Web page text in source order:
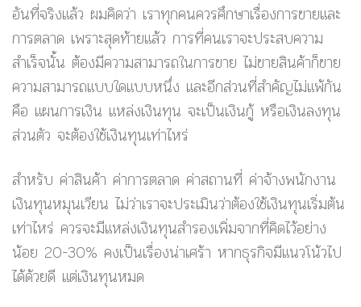
อันที่จริงแล้ว ผมคิดว่า เราทุกคนควรศึกษาเรื่องการขายและ
การตลาด เพราะสุดท้ายแล้ว การที่คนเราจะประสบความ
สำเร็จนั้น ต้องมีความสามารถในการขาย ไม่ขายสินค้าก็ขาย
ความสามารถแบบใดแบบหนึ่ง และอีกส่วนที่สำคัญไม่แพ้กัน
คือ แผนการเงิน แหล่งเงินทุน จะเป็นเงินกู้ หรือเงินลงทุน
ส่วนตัว จะต้องใช้เงินทุนเท่าไหร่
สำหรับ ค่าสินค้า ค่าการตลาด ค่าสถานที่ ค่าจ้างพนักงาน
เงินทุนหมุนเวียน ไม่ว่าเราจะประเมินว่าต้องใช้เงินทุนเริ่มต้น
เท่าไหร่ ควรจะมีแหล่งเงินทุนสำรองเพิ่มจากที่คิดไว้อย่าง
น้อย 20-30% คงเป็นเรื่องน่าเศร้า หากธุรกิจมีแนวโน้วไป
ได้ด้วยดี แต่เงินทุนหมด